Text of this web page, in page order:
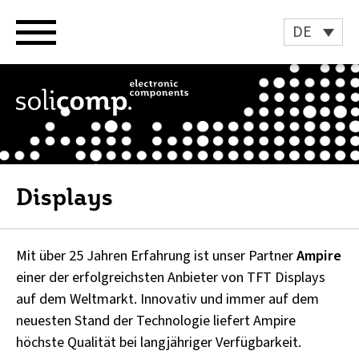
DE
Inhalt
Displays
Mit über 25 Jahren Erfahrung ist unser PartnerAmpire
einer der erfolgreichsten Anbieter von TFT Displays
auf dem Weltmarkt. Innovativ und immer auf dem
neuesten Stand der Technologie liefert Ampire
höchste Qualität bei langjähriger Verfügbarkeit.